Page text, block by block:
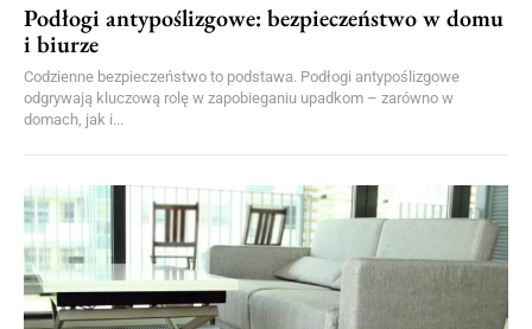
Podłogi antypoślizgowe: bezpieczeństwo w domu
i biurze
Codzienne bezpieczeństwo to podstawa. Podłogi antypoślizgowe
odgrywają kluczową rolę w zapobieganiu upadkom – zarówno w
domach, jak i...